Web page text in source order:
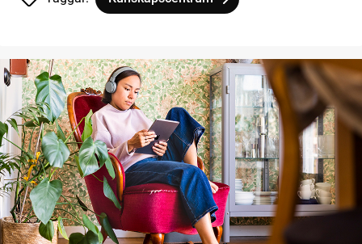
Tagg
tillhör
Ny vägledning kring lyssningsläsning i